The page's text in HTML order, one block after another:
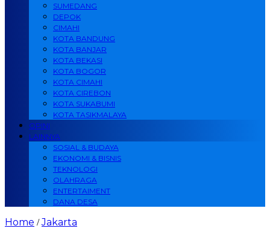
SUMEDANG
DEPOK
CIMAHI
KOTA BANDUNG
KOTA BANJAR
KOTA BEKASI
KOTA BOGOR
KOTA CIMAHI
KOTA CIREBON
KOTA SUKABUMI
KOTA TASIKMALAYA
OPINI
LAINNYA
SOSIAL & BUDAYA
EKONOMI & BISNIS
TEKNOLOGI
OLAHRAGA
ENTERTAIMENT
DANA DESA
Home /Jakarta